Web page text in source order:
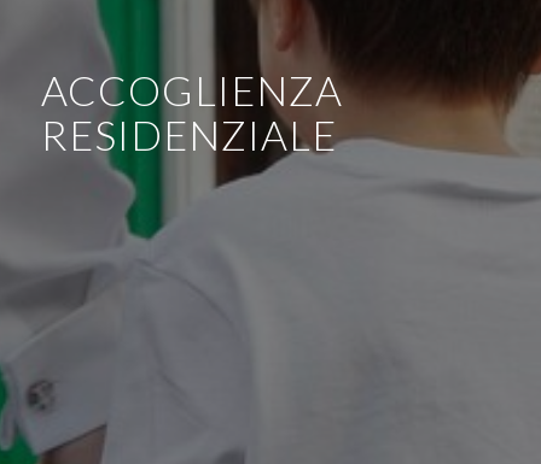
ACCOGLIENZA
RESIDENZIALE